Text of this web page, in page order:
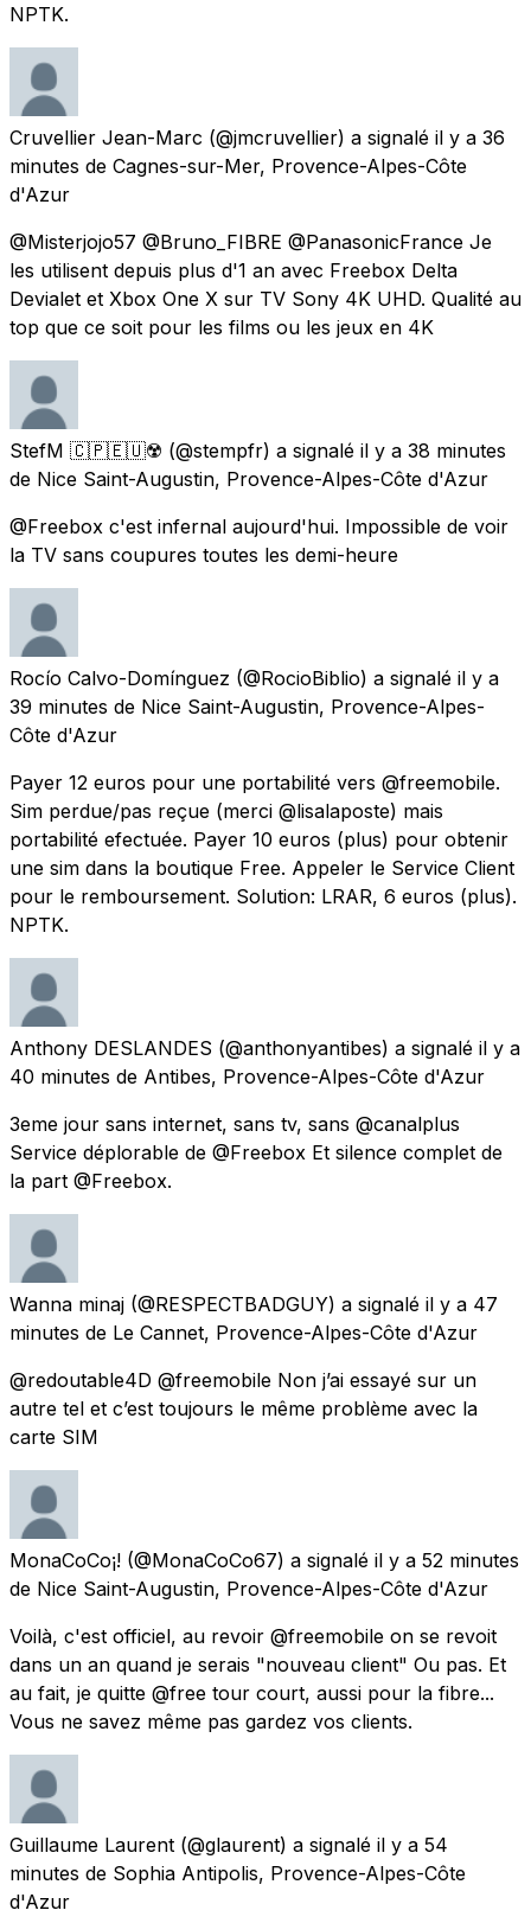
NPTK.
Cruvellier Jean-Marc (@jmcruvellier) a signalé il y a 36
minutes de Cagnes-sur-Mer, Provence-Alpes-Côte
d'Azur
@Misterjojo57 @Bruno_FIBRE @PanasonicFrance Je
les utilisent depuis plus d'1 an avec Freebox Delta
Devialet et Xbox One X sur TV Sony 4K UHD. Qualité au
top que ce soit pour les films ou les jeux en 4K
StefM 🇨🇵🇪🇺☢️ (@stempfr) a signalé il y a 38 minutes
de Nice Saint-Augustin, Provence-Alpes-Côte d'Azur
@Freebox c'est infernal aujourd'hui. Impossible de voir
la TV sans coupures toutes les demi-heure
Rocío Calvo-Domínguez (@RocioBiblio) a signalé il y a
39 minutes de Nice Saint-Augustin, Provence-Alpes-
Côte d'Azur
Payer 12 euros pour une portabilité vers @freemobile.
Sim perdue/pas reçue (merci @lisalaposte) mais
portabilité efectuée. Payer 10 euros (plus) pour obtenir
une sim dans la boutique Free. Appeler le Service Client
pour le remboursement. Solution: LRAR, 6 euros (plus).
NPTK.
Anthony DESLANDES (@anthonyantibes) a signalé il y a
40 minutes de Antibes, Provence-Alpes-Côte d'Azur
3eme jour sans internet, sans tv, sans @canalplus
Service déplorable de @Freebox Et silence complet de
la part @Freebox.
Wanna minaj (@RESPECTBADGUY) a signalé il y a 47
minutes de Le Cannet, Provence-Alpes-Côte d'Azur
@redoutable4D @freemobile Non j’ai essayé sur un
autre tel et c’est toujours le même problème avec la
carte SIM
MonaCoCo¡! (@MonaCoCo67) a signalé il y a 52 minutes
de Nice Saint-Augustin, Provence-Alpes-Côte d'Azur
Voilà, c'est officiel, au revoir @freemobile on se revoit
dans un an quand je serais "nouveau client" Ou pas. Et
au fait, je quitte @free tour court, aussi pour la fibre...
Vous ne savez même pas gardez vos clients.
Guillaume Laurent (@glaurent) a signalé il y a 54
minutes de Sophia Antipolis, Provence-Alpes-Côte
d'Azur